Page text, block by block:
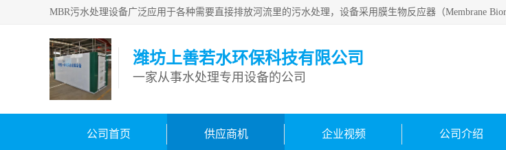
潍坊上善若水环保科技有限公司
一家从事水处理专用设备的公司
公司首页 供应商机 企业视频 公司介绍